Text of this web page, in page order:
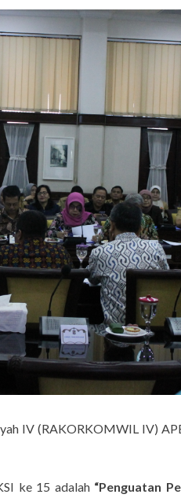
IV (RAKORKOMWIL IV)
ke 15 adalah “Penguatan